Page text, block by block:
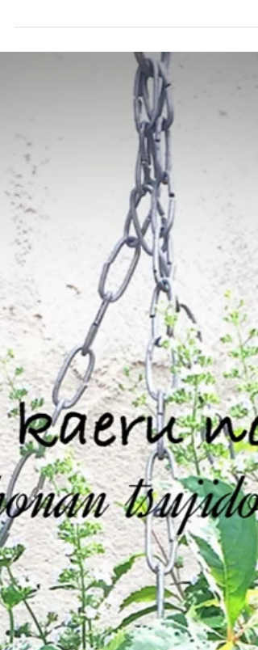
毎月第4月曜日、火曜日にグリーンファーム戸
塚深谷店さんで開催中のハンギングバスケッ
教室に行ってまいりました。 とても暑い中た
さんのご参加ありがとうございました！ 夏バ
で直前まで家で寝込んでいたけど、ここに来
ら元気になっちゃった！と全く具合が悪そう
見えないお客様から...